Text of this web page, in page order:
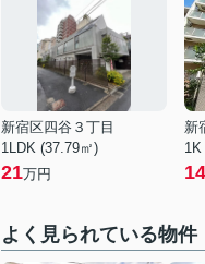
新宿区四谷３丁目
1LDK (37.79㎡)
21万円
新
1K
14
よく見られている物件